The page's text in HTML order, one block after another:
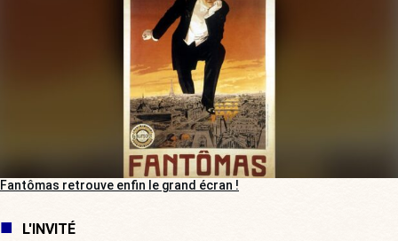
Fantômas retrouve enfin le grand écran !
L'INVITÉ